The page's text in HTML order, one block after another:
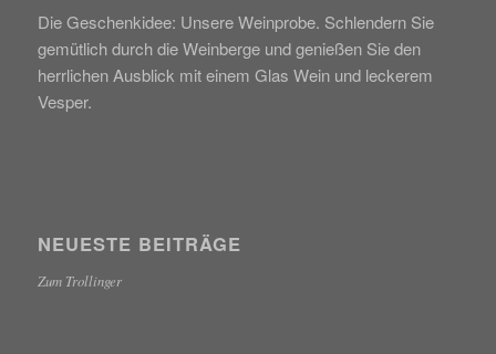
Die Geschenkidee: Unsere Weinprobe. Schlendern Sie
gemütlich durch die Weinberge und genießen Sie den
herrlichen Ausblick mit einem Glas Wein und leckerem
Vesper.
NEUESTE BEITRÄGE
Zum Trollinger